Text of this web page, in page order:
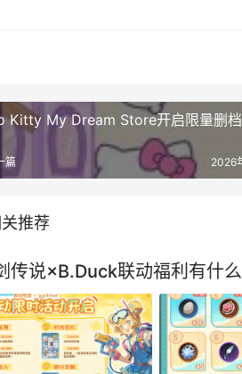
Kitty My Dream Store开启限量删
篇 2026
推荐
传说×B.Duck联动福利有什